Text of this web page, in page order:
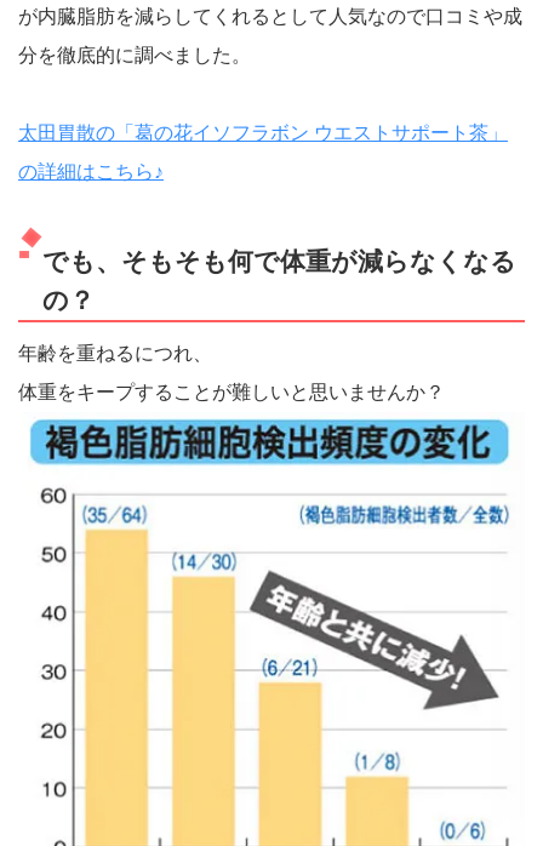
が内臓脂肪を減らしてくれるとして人気なので口コミや成
分を徹底的に調べました。
太田胃散の「葛の花イソフラボン ウエストサポート茶」
の詳細はこちら♪
でも、そもそも何で体重が減らなくなる
の？
年齢を重ねるにつれ、
体重をキープすることが難しいと思いませんか？